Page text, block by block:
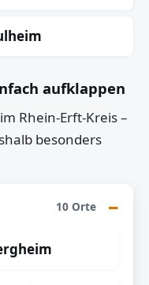
aufklappen
Rhein-Erft-Kreis –
besonders
10 Orte